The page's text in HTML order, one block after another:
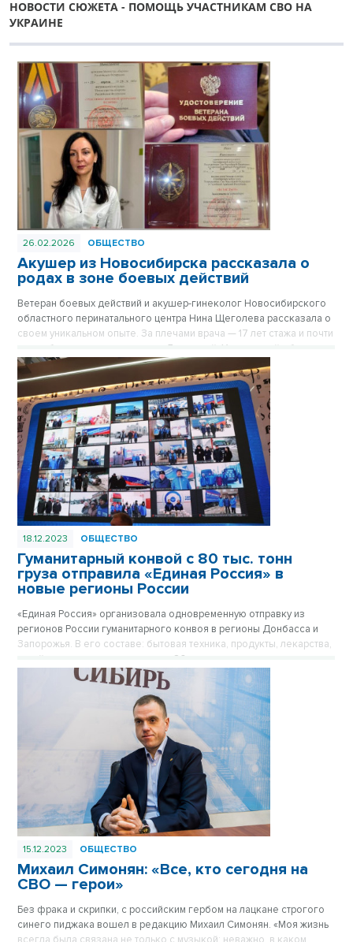
НОВОСТИ СЮЖЕТА - ПОМОЩЬ УЧАСТНИКАМ СВО НА
УКРАИНЕ
26.02.2026 ОБЩЕСТВО
Акушер из Новосибирска рассказала о
родах в зоне боевых действий
Ветеран боевых действий и акушер-гинеколог Новосибирского
областного перинатального центра Нина Щеголева рассказала о
своем уникальном опыте. За плечами врача — 17 лет стажа и почти
год работы в командировках в Луганской, Херсонской областях и
Сирии. В условиях дефицита медикаментов и под звуки канонады
она продолжала принимать роды и проводить сложнейшие
операции, доказывая, что жизнь рождается даже там, где идет
война.
18.12.2023 ОБЩЕСТВО
Гуманитарный конвой с 80 тыс. тонн
груза отправила «Единая Россия» в
новые регионы России
«Единая Россия» организовала одновременную отправку из
регионов России гуманитарного конвоя в регионы Донбасса и
Запорожья. В его составе: бытовая техника, продукты, лекарства,
стройматериалы. всего порядка 80 тыс. тонн груза.
15.12.2023 ОБЩЕСТВО
Михаил Симонян: «Все, кто сегодня на
СВО — герои»
Без фрака и скрипки, с российским гербом на лацкане строгого
синего пиджака вошел в редакцию Михаил Симонян. «Моя жизнь
всегда была связана не только с музыкой; неважно, в каком